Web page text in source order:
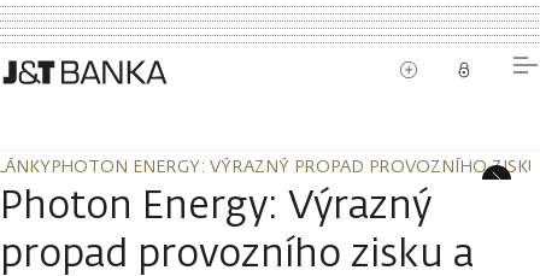
PHOTON ENERGY: VÝRAZNÝ PROPAD PROVOZNÍHO
PHOTON ENERGY: VÝRAZNÝ PROPAD PROVOZNÍHO
Photon Energy: Výrazný
propad provozního zisku a